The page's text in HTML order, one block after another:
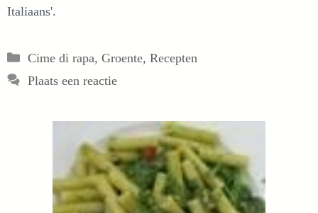
Italiaans'.
Categorieën
Cime di rapa, Groente, Recepten
Plaats een reactie